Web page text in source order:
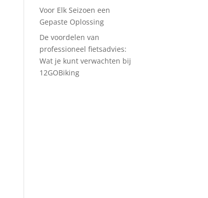
Voor Elk Seizoen een
Gepaste Oplossing
De voordelen van
professioneel fietsadvies:
Wat je kunt verwachten bij
12GOBiking